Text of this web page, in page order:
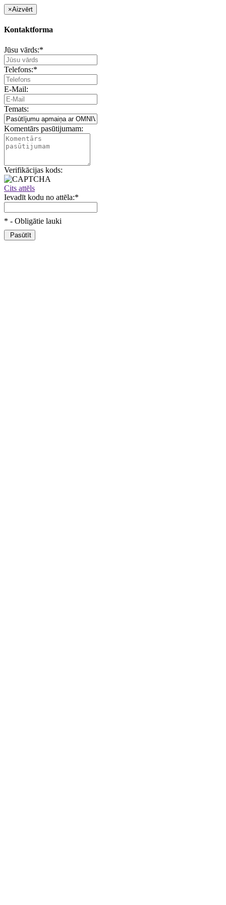
×Aizvērt
Kontaktforma
Jūsu vārds:*
Telefons:*
E-Mail:
Temats:
Komentārs pasūtijumam:
Verifikācijas kods:
Cits attēls
Ievadīt kodu no attēla:*
* - Obligātie lauki